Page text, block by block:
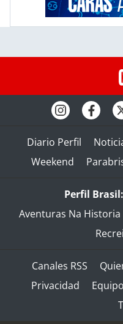
Diario Perfil
Weekend
Perfil Brasil:
Aventuras Na Historia
Canales RSS
Privacidad
Equipo